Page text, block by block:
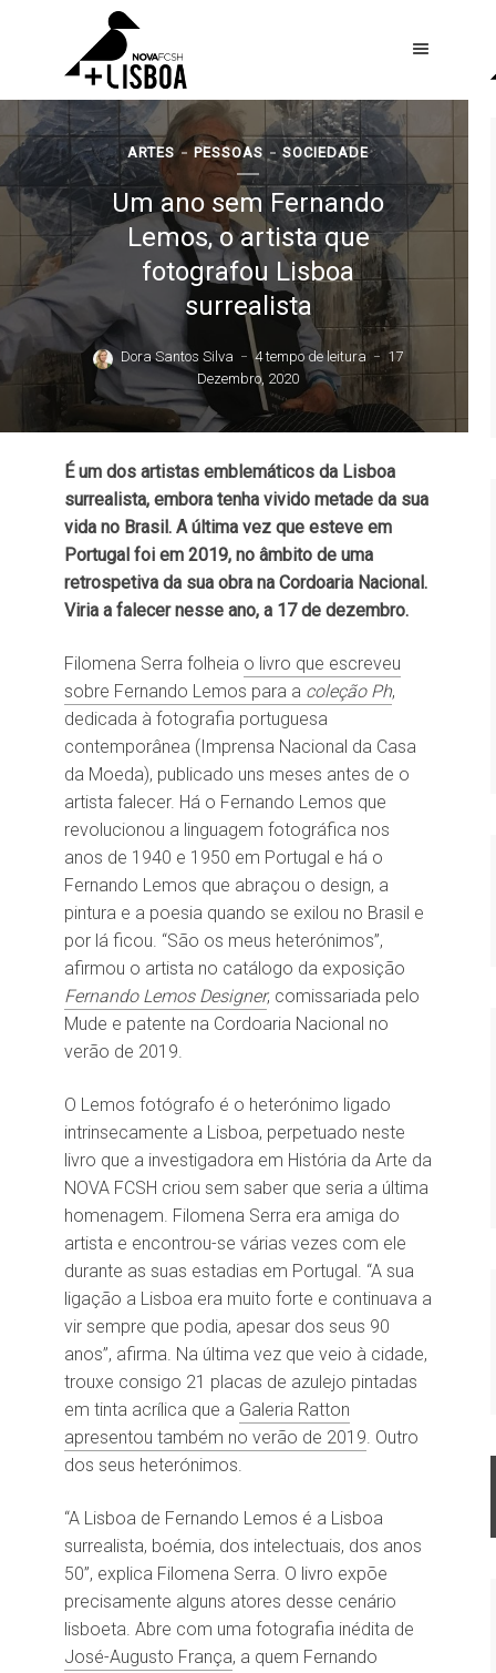
ARTES PESSOAS SOCIEDADE
Um ano sem Fernando
Lemos, o artista que
fotografou Lisboa
surrealista
Dora Santos Silva 4 tempo de leitura
17
Dezembro, 2020
É um dos artistas emblemáticos da Lisboa
surrealista, embora tenha vivido metade da sua
vida no Brasil. A última vez que esteve em
Portugal foi em 2019, no âmbito de uma
retrospetiva da sua obra na Cordoaria Nacional.
Viria a falecer nesse ano, a 17 de dezembro.
Filomena Serra folheia o livro que escreveu
sobre Fernando Lemos para a coleção Ph,
dedicada à fotografia portuguesa
contemporânea (Imprensa Nacional da Casa
da Moeda), publicado uns meses antes de o
artista falecer. Há o Fernando Lemos que
revolucionou a linguagem fotográfica nos
anos de 1940 e 1950 em Portugal e há o
Fernando Lemos que abraçou o design, a
pintura e a poesia quando se exilou no Brasil e
por lá ficou. “São os meus heterónimos”,
afirmou o artista no catálogo da exposição
Fernando Lemos Designer, comissariada pelo
Mude e patente na Cordoaria Nacional no
verão de 2019.
O Lemos fotógrafo é o heterónimo ligado
intrinsecamente a Lisboa, perpetuado neste
livro que a investigadora em História da Arte da
NOVA FCSH criou sem saber que seria a última
homenagem. Filomena Serra era amiga do
artista e encontrou-se várias vezes com ele
durante as suas estadias em Portugal. “A sua
ligação a Lisboa era muito forte e continuava a
vir sempre que podia, apesar dos seus 90
anos”, afirma. Na última vez que veio à cidade,
trouxe consigo 21 placas de azulejo pintadas
em tinta acrílica que a Galeria Ratton
apresentou também no verão de 2019. Outro
dos seus heterónimos.
“A Lisboa de Fernando Lemos é a Lisboa
surrealista, boémia, dos intelectuais, dos anos
50”, explica Filomena Serra. O livro expõe
precisamente alguns atores desse cenário
lisboeta. Abre com uma fotografia inédita de
José-Augusto França, a quem Fernando